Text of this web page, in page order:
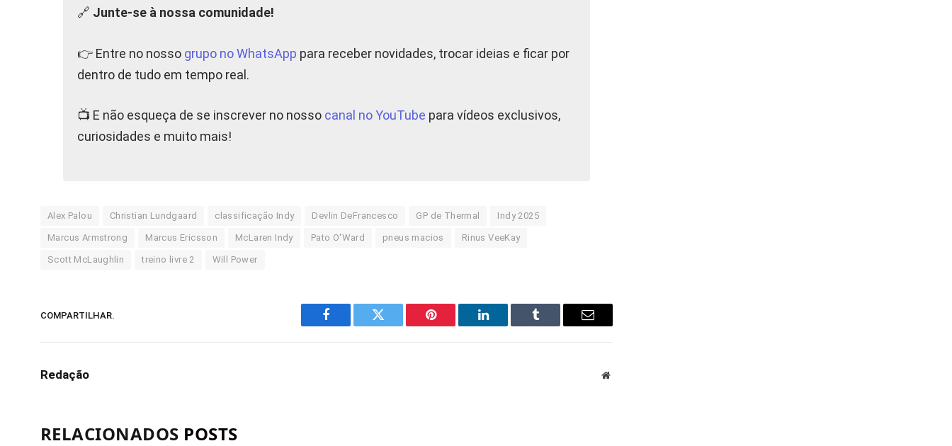
🔗 Junte-se à nossa comunidade!
👉 Entre no nosso grupo no WhatsApp para receber novidades, trocar ideias e ficar por
dentro de tudo em tempo real.
📺 E não esqueça de se inscrever no nosso canal no YouTube para vídeos exclusivos,
curiosidades e muito mais!
Alex Palou Christian Lundgaard classificação Indy Devlin DeFrancesco GP de Thermal Indy 2025
Marcus Armstrong Marcus Ericsson McLaren Indy Pato O'Ward pneus macios Rinus VeeKay
Scott McLaughlin treino livre 2 Will Power
COMPARTILHAR.
Facebook Twitter Pinterest LinkedIn Tumblr
E-
Redação Site
RELACIONADOS POSTS